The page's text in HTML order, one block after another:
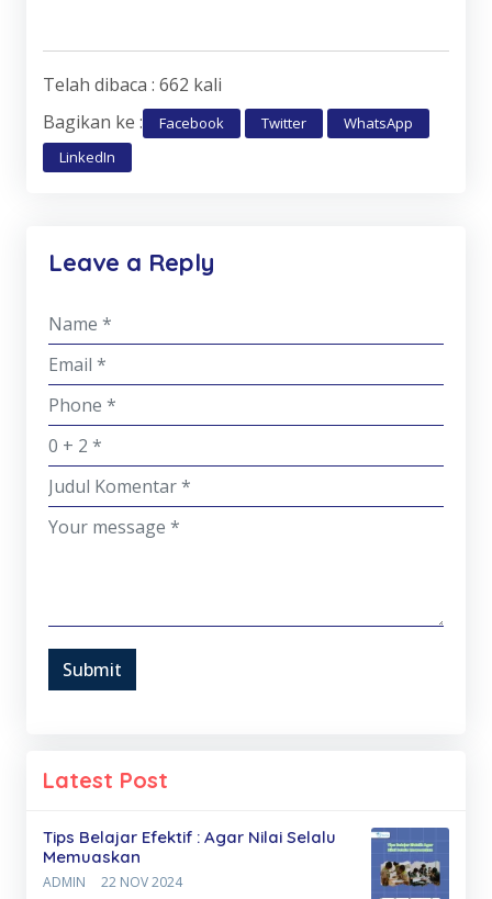
Telah dibaca : 662 kali
Bagikan ke :
Facebook Twitter
WhatsApp
LinkedIn
Leave a Reply
Submit
Latest Post
Tips Belajar Efektif : Agar Nilai Selalu
Memuaskan
ADMIN 22 NOV 2024